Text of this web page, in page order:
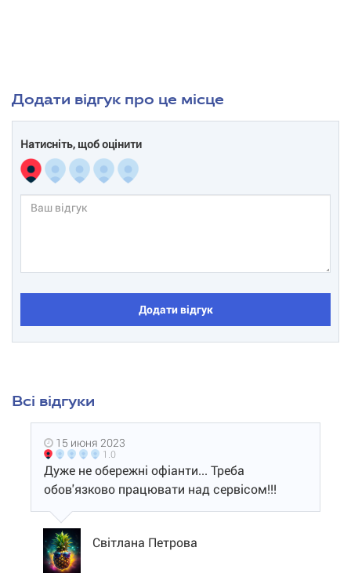
Додати відгук про це місце
Натисніть, щоб оцінити
Додати відгук
Всі відгуки
15 июня 2023
1.0
Дуже не обережні офіанти... Треба
обов'язково працювати над сервісом!!!
Світлана Петрова